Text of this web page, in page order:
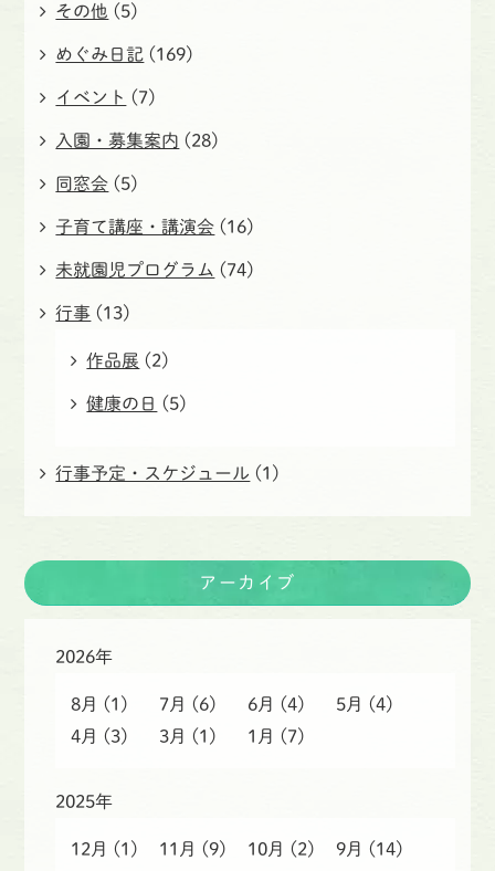
その他 (5)
めぐみ日記 (169)
イベント (7)
入園・募集案内 (28)
同窓会 (5)
子育て講座・講演会 (16)
未就園児プログラム (74)
行事 (13)
作品展 (2)
健康の日 (5)
行事予定・スケジュール (1)
アーカイブ
2026年
8月 (1) 7月 (6) 6月 (4) 5月
(4)
4月
(3) 3月 (1) 1月 (7)
2025年
12月 (1) 11月 (9) 10月 (2) 9月
(14)